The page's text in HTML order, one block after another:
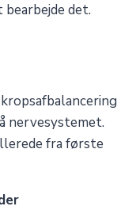
det.
nervesystemet.
fra første